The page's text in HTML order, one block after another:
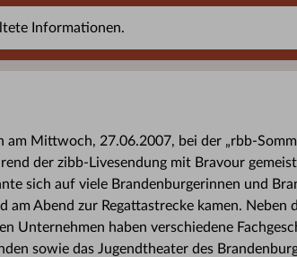
Informationen.
am Mittwoch, 27.06.2007, bei der „rbb-
der zibb-Livesendung mit Bravour
sich auf viele Brandenburgerinnen und
Abend zur Regattastrecke kamen. Neben
Unternehmen haben verschiedene
sowie das Jugendtheater des